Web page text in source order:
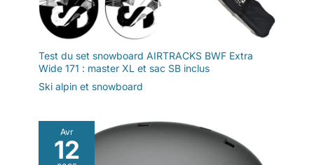
Test du set snowboard AIRTRACKS BWF Extra
Wide 171 : master XL et sac SB inclus
Ski alpin et snowboard
Avr
12